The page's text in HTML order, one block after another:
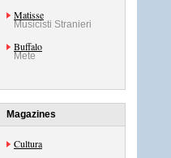
Matisse
Musicisti Stranieri
Buffalo
Mete
Magazines
Cultura